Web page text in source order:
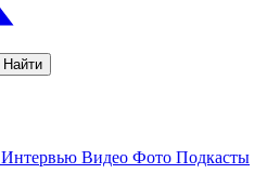
Найти
Интервью Видео Фото Подкасты